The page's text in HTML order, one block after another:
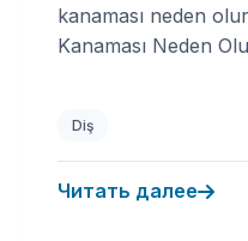
kanaması neden
Kanaması Neden
Diş
Читать далее